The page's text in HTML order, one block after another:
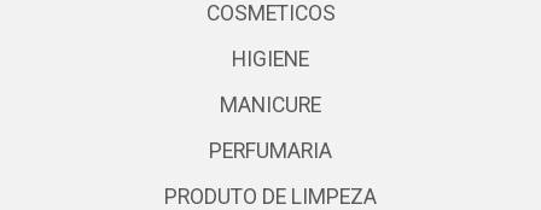
COSMETICOS
HIGIENE
MANICURE
PERFUMARIA
PRODUTO DE LIMPEZA